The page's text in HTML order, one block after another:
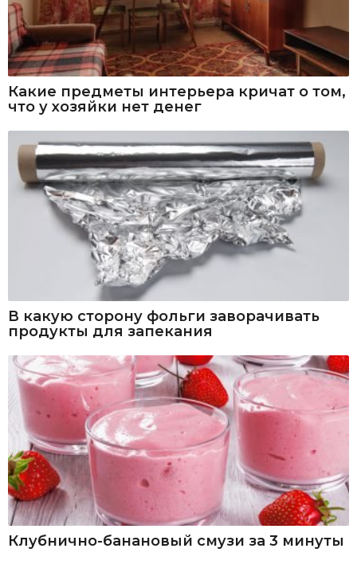
Какие предметы интерьера кричат о том,
что у хозяйки нет денег
В какую сторону фольги заворачивать
продукты для запекания
Клубнично-банановый смузи за 3 минуты